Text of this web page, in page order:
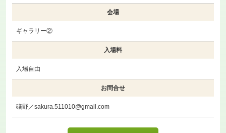
会場
ギャラリー②
入場料
入場自由
お問合せ
礒野／sakura.511010@gmail.com